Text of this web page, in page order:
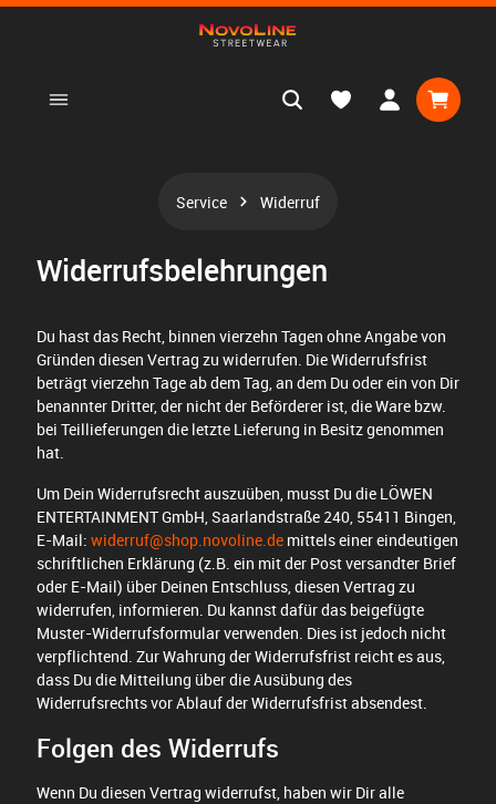
Service Widerruf
Widerrufsbelehrungen
Du hast das Recht, binnen vierzehn Tagen ohne Angabe von
Gründen diesen Vertrag zu widerrufen. Die Widerrufsfrist
beträgt vierzehn Tage ab dem Tag, an dem Du oder ein von Dir
benannter Dritter, der nicht der Beförderer ist, die Ware bzw.
bei Teillieferungen die letzte Lieferung in Besitz genommen
hat.
Um Dein Widerrufsrecht auszuüben, musst Du die LÖWEN
ENTERTAINMENT GmbH, Saarlandstraße 240, 55411 Bingen,
E-Mail: widerruf@shop.novoline.demittels einer eindeutigen
schriftlichen Erklärung (z.B. ein mit der Post versandter Brief
oder E-Mail) über Deinen Entschluss, diesen Vertrag zu
widerrufen, informieren. Du kannst dafür das beigefügte
Muster-Widerrufsformular verwenden. Dies ist jedoch nicht
verpflichtend. Zur Wahrung der Widerrufsfrist reicht es aus,
dass Du die Mitteilung über die Ausübung des
Widerrufsrechts vor Ablauf der Widerrufsfrist absendest.
Folgen des Widerrufs
Wenn Du diesen Vertrag widerrufst, haben wir Dir alle